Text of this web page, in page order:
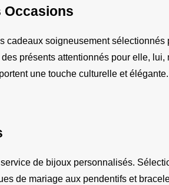
Occasions
cadeaux soigneusement
présents attentionnés pour elle,
une touche culturelle et élégante.
de bijoux personnalisés.
de mariage aux pendentifs et